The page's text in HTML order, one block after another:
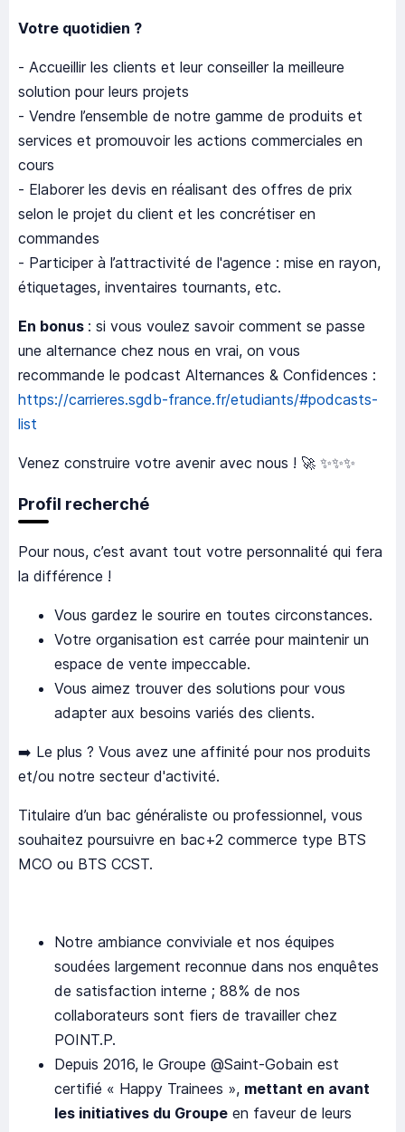
Votre quotidien ?
- Accueillir les clients et leur conseiller la meilleure
solution pour leurs projets
- Vendre l’ensemble de notre gamme de produits et
services et promouvoir les actions commerciales en
cours
- Elaborer les devis en réalisant des offres de prix
selon le projet du client et les concrétiser en
commandes
- Participer à l’attractivité de l'agence : mise en rayon,
étiquetages, inventaires tournants, etc.
En bonus : si vous voulez savoir comment se passe
une alternance chez nous en vrai, on vous
recommande le podcast Alternances & Confidences :
https://carrieres.sgdb-france.fr/etudiants/#podcasts-
list
Venez construire votre avenir avec nous ! 🚀 ✨✨✨
Profil recherché
Pour nous, c’est avant tout votre personnalité qui fera
la différence !
Vous gardez le sourire en toutes circonstances.
Votre organisation est carrée pour maintenir un
espace de vente impeccable.
Vous aimez trouver des solutions pour vous
adapter aux besoins variés des clients.
➡️ Le plus ? Vous avez une affinité pour nos produits
et/ou notre secteur d'activité.
Titulaire d’un bac généraliste ou professionnel, vous
souhaitez poursuivre en bac+2 commerce type BTS
MCO ou BTS CCST.
Notre ambiance conviviale et nos équipes
soudées largement reconnue dans nos enquêtes
de satisfaction interne ; 88% de nos
collaborateurs sont fiers de travailler chez
POINT.P.
Depuis 2016, le Groupe @Saint-Gobain est
certifié « Happy Trainees », mettant en avant
les initiatives du Groupe en faveur de leurs